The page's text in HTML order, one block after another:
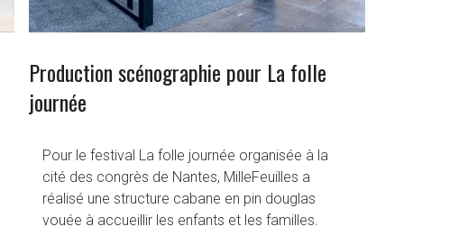
Production scénographie pour La folle
journée
Pour le festival La folle journée organisée à la
cité des congrès de Nantes, MilleFeuilles a
réalisé une structure cabane en pin douglas
vouée à accueillir les enfants et les familles.